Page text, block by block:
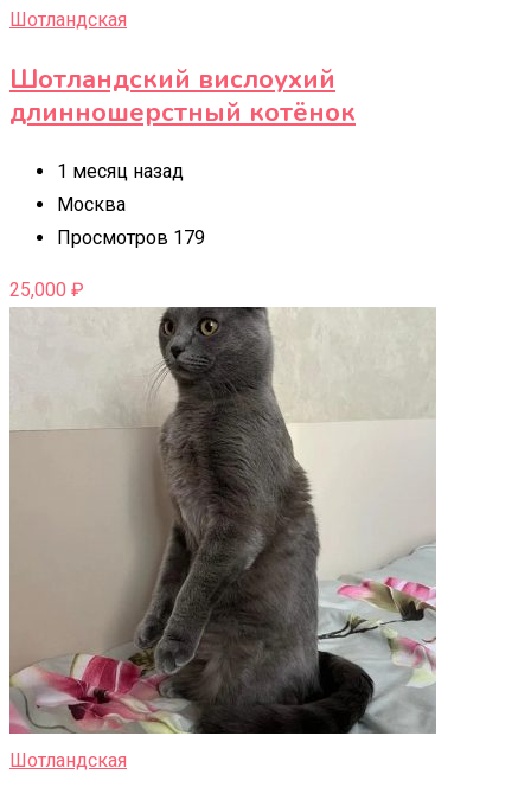
Шотландская
Шотландский вислоухий
длинношерстный котёнок
1 месяц назад
Москва
Просмотров 179
25,000 ₽
Шотландская